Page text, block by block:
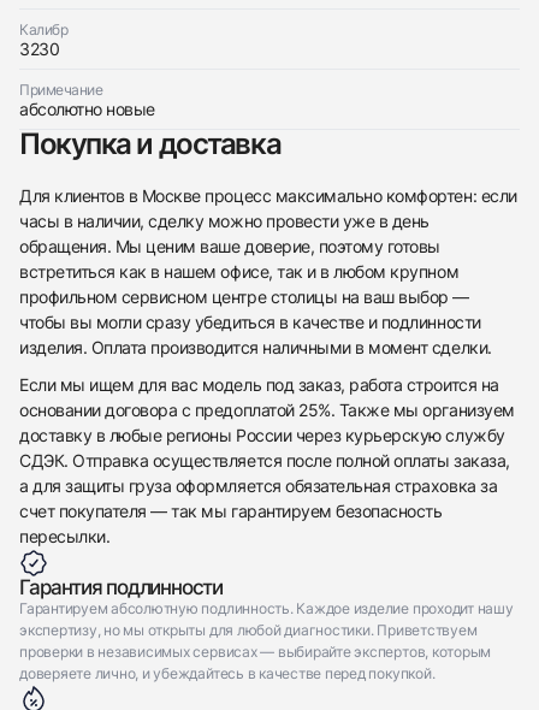
Калибр
3230
Примечание
абсолютно новые
Покупка и доставка
Для клиентов в Москве процесс максимально комфортен: если
часы в наличии, сделку можно провести уже в день
обращения. Мы ценим ваше доверие, поэтому готовы
встретиться как в нашем офисе, так и в любом крупном
профильном сервисном центре столицы на ваш выбор —
чтобы вы могли сразу убедиться в качестве и подлинности
изделия. Оплата производится наличными в момент сделки.
Если мы ищем для вас модель под заказ, работа строится на
основании договора с предоплатой 25%. Также мы организуем
доставку в любые регионы России через курьерскую службу
СДЭК. Отправка осуществляется после полной оплаты заказа,
а для защиты груза оформляется обязательная страховка за
счет покупателя — так мы гарантируем безопасность
пересылки.
Гарантия подлинности
Гарантируем абсолютную подлинность. Каждое изделие проходит нашу
экспертизу, но мы открыты для любой диагностики. Приветствуем
проверки в независимых сервисах — выбирайте экспертов, которым
доверяете лично, и убеждайтесь в качестве перед покупкой.